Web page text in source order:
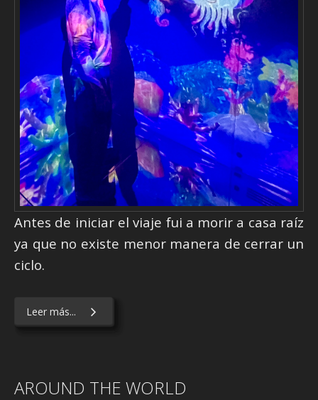
Antes de iniciar el viaje fui a morir a casa raíz
ya que no existe menor manera de cerrar un
ciclo.
Leer más...
AROUND THE WORLD